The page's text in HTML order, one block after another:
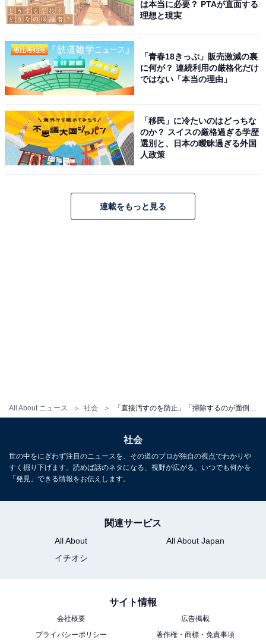
All About ニュース 社会
けど汚れやすいのでない方が掃除が楽だと思い使わ
なくなりました。（女性 32歳 海外）
マットがあると掃除がしづらく、また、菌が付着し
て繁殖しやすくなると思うからです。（女性 31歳
大阪府）
汚れたマットを洗うのが手間だし、床を拭くとき邪
魔なのでいらない。（女性 38歳 広島県）
もいいと思います。（女性 51歳 北海道）
トイレマット「いらない派」の中には、スリッパを履い
ていれば不要という意見も多数ありました。スリッパの
ほうが使い捨てもできるので、マットよりも気軽に使う
マットが必要な人もそうでない人も、こまめな掃除を心
がけましょう。
は本当に必要？ PTAが直面する
理想と現実
「青春18きっぷ」販売激減の裏
に何が？ 連続利用の厳格化だけ
ではない「本当の理由」
「移民」に冷たいのはどっちな
のか？ スイスの厳格過ぎる学歴
選別と、日本の曖昧過ぎる外国
人政策
連載をもっと見る
社会
世の中をにぎわず注目のニュースを、その道のプロが独自の視点でわかりや
すく掘り下げます。読めば話のネタになる、視野が広がる、いつでも何かを
「発見」できる情報をお伝えします。
関連サービス
All About
All About Japan
イチオシ
サイト情報
会社概要
広告掲載
プライバシーポリシー
著作権・商標・免責事項